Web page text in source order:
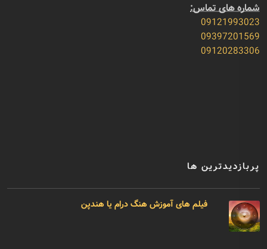
شماره های تماس:
09121993023
09397201569
09120283306
پربازدیدترین ها
فیلم های آموزش هنگ درام یا هندپن